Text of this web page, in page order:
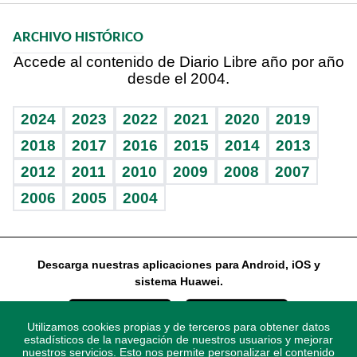
Vida y familia
Eñe
Celebrando la vida
Sin complejos
En pocas palabras
Escuchando al corazón
Economía Personal
Consulta Libre
BRV
TBT Deportivo
Más firmas
Hecho en casa
Guía del dinero
Cumpleaños
Horóscopos
ARCHIVO HISTÓRICO
Accede al contenido de Diario Libre año por año
desde el 2004.
2024 2023 2022 2021 2020
2019
2018
2017 2016 2015 2014
2013
2012
2011 2010 2009 2008
2007
2006
2005 2004
Descarga nuestras aplicaciones para Android, iOS y
sistema Huawei.
Utilizamos cookies propias y de terceros para obtener datos
estadísticos de la navegación de nuestros usuarios y mejorar
nuestros servicios. Esto nos permite personalizar el contenido